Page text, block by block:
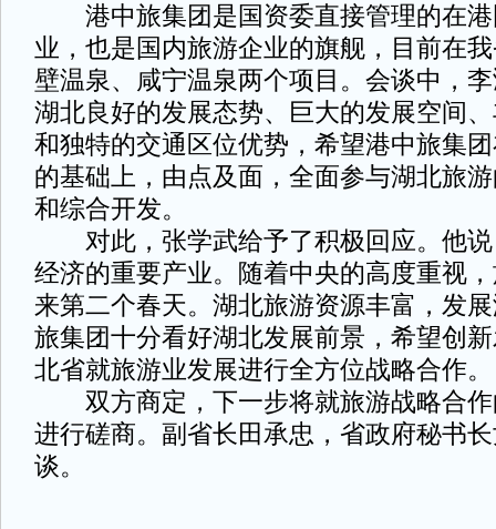
港中旅集团是国资委直接管理的在港
业，也是国内旅游企业的旗舰，目前在
壁温泉、咸宁温泉两个项目。会谈中，
湖北良好的发展态势、巨大的发展空间
和独特的交通区位优势，希望港中旅集
的基础上，由点及面，全面参与湖北旅
和综合开发。
对此，张学武给予了积极回应。他说
经济的重要产业。随着中央的高度重视
来第二个春天。湖北旅游资源丰富，发
旅集团十分看好湖北发展前景，希望创
北省就旅游业发展进行全方位战略合作。
双方商定，下一步将就旅游战略合作
进行磋商。副省长田承忠，省政府秘书
谈。